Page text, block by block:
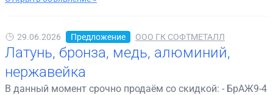
29.06.2026 Предложение ООО ГК СОФТМЕТАЛЛ
Латунь, бронза, медь, алюминий,
нержавейка
В данный момент срочно продаём со скидкой: - БрАЖ9-4